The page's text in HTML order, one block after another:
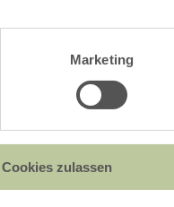
Marketing
Cookies zulassen